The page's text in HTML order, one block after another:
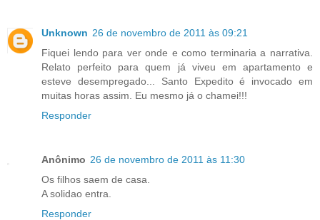
Unknown 26 de novembro de 2011 às 09:21
Fiquei lendo para ver onde e como terminaria a narrativa.
Relato perfeito para quem já viveu em apartamento e
esteve desempregado... Santo Expedito é invocado em
muitas horas assim. Eu mesmo já o chamei!!!
Responder
Anônimo 26 de novembro de 2011 às 11:30
Os filhos saem de casa.
A solidao entra.
Responder